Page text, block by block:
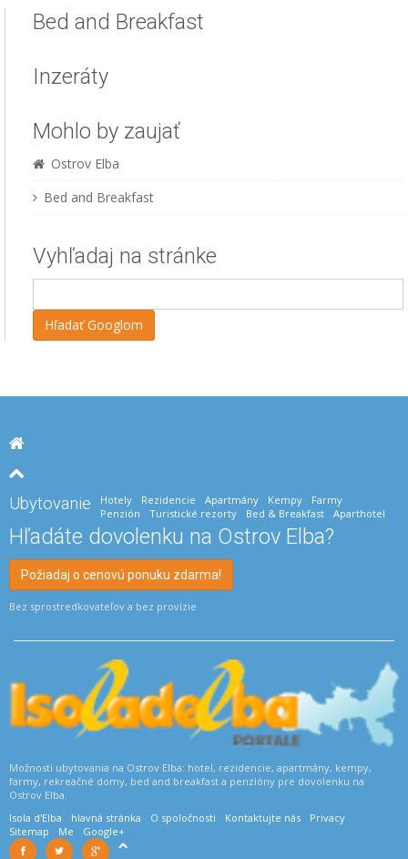
Bed and Breakfast
Inzeráty
Mohlo by zaujať
Ostrov Elba
Bed and Breakfast
Vyhľadaj na stránke
Ubytovanie Hotely Rezidencie Apartmány Kempy
Farmy
Penzión
Turistické rezorty Bed & Breakfast Aparthotel
Hľadáte dovolenku na Ostrov Elba?
Požiadaj o cenovú ponuku zdarma!
Bez sprostredkovateľov a bez provízie
Možnosti ubytovania na Ostrov Elba: hotel, rezidencie, apartmány, kempy,
farmy, rekreačné domy, bed and breakfast a penzióny pre dovolenku na
Ostrov Elba.
Isola d'Elba
hlavná stránka O spoločnosti Kontaktujte nás
Privacy
Sitemap
Me Google+